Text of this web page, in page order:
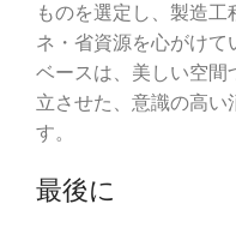
ものを選定し、製造
ネ・省資源を心がけて
ベースは、美しい空間
立させた、意識の高
す。
最後に